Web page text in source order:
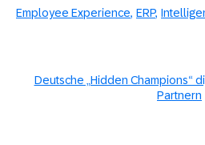
Employee Experience ERP
Deutsche „Hidden Champions“
Partnern